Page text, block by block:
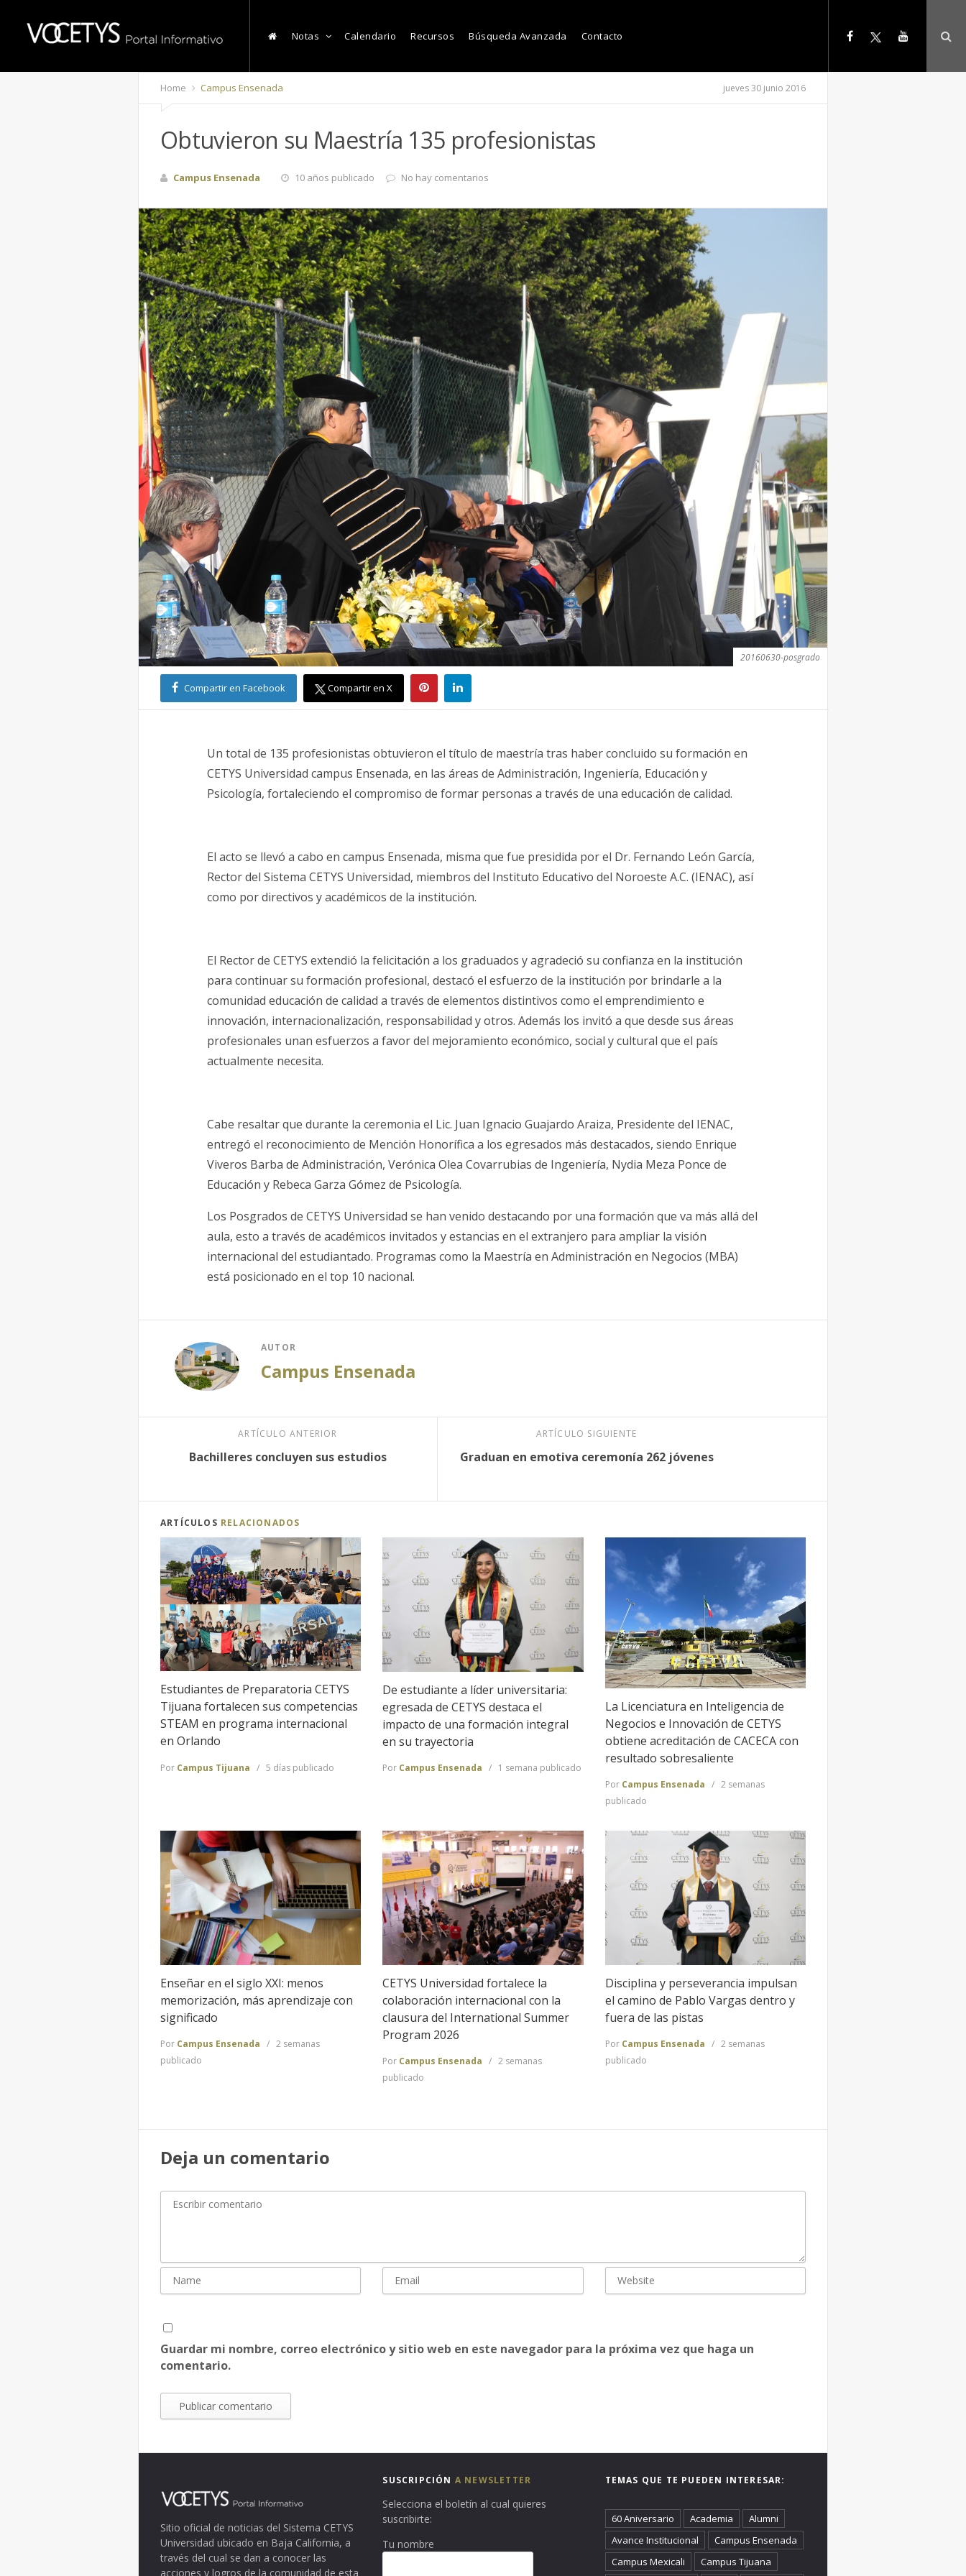
Notas Calendario Recursos Búsqueda Avanzada Contacto
Home Campus Ensenada jueves 30 junio 2016
Obtuvieron su Maestría 135 profesionistas
Campus Ensenada 10 años publicado No hay comentarios
20160630-posgrado
Compartir en Facebook Compartir en X
Un total de 135 profesionistas obtuvieron el título de maestría tras haber concluido su formación en
CETYS Universidad campus Ensenada, en las áreas de Administración, Ingeniería, Educación y
Psicología, fortaleciendo el compromiso de formar personas a través de una educación de calidad.
El acto se llevó a cabo en campus Ensenada, misma que fue presidida por el Dr. Fernando León García,
Rector del Sistema CETYS Universidad, miembros del Instituto Educativo del Noroeste A.C. (IENAC), así
como por directivos y académicos de la institución.
El Rector de CETYS extendió la felicitación a los graduados y agradeció su confianza en la institución
para continuar su formación profesional, destacó el esfuerzo de la institución por brindarle a la
comunidad educación de calidad a través de elementos distintivos como el emprendimiento e
innovación, internacionalización, responsabilidad y otros. Además los invitó a que desde sus áreas
profesionales unan esfuerzos a favor del mejoramiento económico, social y cultural que el país
actualmente necesita.
Cabe resaltar que durante la ceremonia el Lic. Juan Ignacio Guajardo Araiza, Presidente del IENAC,
entregó el reconocimiento de Mención Honorífica a los egresados más destacados, siendo Enrique
Viveros Barba de Administración, Verónica Olea Covarrubias de Ingeniería, Nydia Meza Ponce de
Educación y Rebeca Garza Gómez de Psicología.
Los Posgrados de CETYS Universidad se han venido destacando por una formación que va más allá del
aula, esto a través de académicos invitados y estancias en el extranjero para ampliar la visión
internacional del estudiantado. Programas como la Maestría en Administración en Negocios (MBA)
está posicionado en el top 10 nacional.
AUTOR
Campus Ensenada
ARTÍCULO ANTERIOR
Bachilleres concluyen sus estudios
ARTÍCULO SIGUIENTE
Graduan en emotiva ceremonía 262 jóvenes
ARTÍCULOS RELACIONADOS
Estudiantes de Preparatoria CETYS
Tijuana fortalecen sus competencias
STEAM en programa internacional
en Orlando
Por Campus Tijuana 5 días publicado
De estudiante a líder universitaria:
egresada de CETYS destaca el
impacto de una formación integral
en su trayectoria
Por Campus Ensenada 1 semana publicado
La Licenciatura en Inteligencia de
Negocios e Innovación de CETYS
obtiene acreditación de CACECA con
resultado sobresaliente
Por Campus Ensenada
2 semanas
publicado
Enseñar en el siglo XXI: menos
memorización, más aprendizaje con
significado
Por Campus Ensenada
2 semanas
publicado
CETYS Universidad fortalece la
colaboración internacional con la
clausura del International Summer
Program 2026
Por Campus Ensenada
2 semanas
publicado
Disciplina y perseverancia impulsan
el camino de Pablo Vargas dentro y
fuera de las pistas
Por Campus Ensenada
2 semanas
publicado
Deja un comentario
Guardar mi nombre, correo electrónico y sitio web en este navegador para la próxima vez que haga un
comentario.
Sitio oficial de noticias del Sistema CETYS
Universidad ubicado en Baja California, a
través del cual se dan a conocer las
acciones y logros de la comunidad de esta
SUSCRIPCIÓN A NEWSLETTER
Selecciona el boletín al cual quieres
suscribirte:
Tu nombre
TEMAS QUE TE PUEDEN INTERESAR:
60 Aniversario Academia
Alumni
Avance Institucional
Campus Ensenada
Campus Mexicali
Campus Tijuana